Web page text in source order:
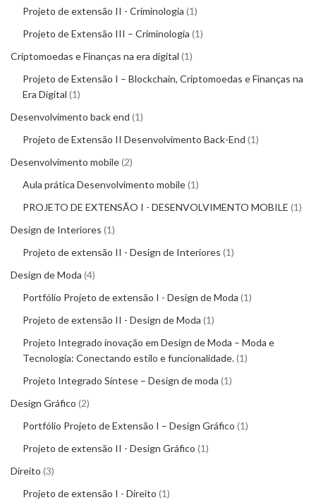
Projeto de extensão II - Criminologia 1
Projeto de Extensão III – Criminologia 1
Criptomoedas e Finanças na era digital 1
Projeto de Extensão I – Blockchain, Criptomoedas e Finanças na
Era Digital 1
Desenvolvimento back end 1
Projeto de Extensão II Desenvolvimento Back-End 1
Desenvolvimento mobile 2
Aula prática Desenvolvimento mobile 1
PROJETO DE EXTENSÃO I - DESENVOLVIMENTO MOBILE 1
Design de Interiores 1
Projeto de extensão II - Design de Interiores 1
Design de Moda 4
Portfólio Projeto de extensão I - Design de Moda 1
Projeto de extensão II - Design de Moda 1
Projeto Integrado inovação em Design de Moda – Moda e
Tecnologia: Conectando estilo e funcionalidade. 1
Projeto Integrado Síntese – Design de moda 1
Design Gráfico 2
Portfólio Projeto de Extensão I – Design Gráfico 1
Projeto de extensão II - Design Gráfico 1
Direito 3
Projeto de extensão I - Direito 1